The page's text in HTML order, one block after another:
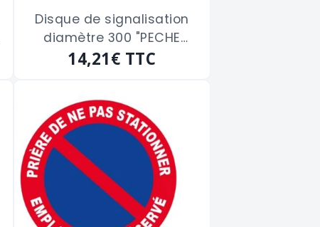
Disque de signalisation
diamètre 300 "PECHE
INTERDITE"
14,21€ TTC